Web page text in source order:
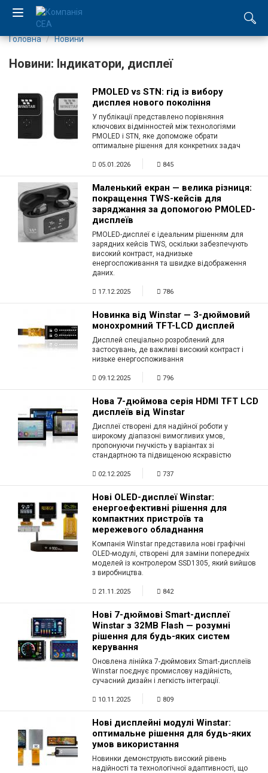
Компанія
Каталог
Виробництво
Послуги
Новини
авторизація
Виробники
Контакти
Доставка
Тех.
Підтримка
Головна Новини
Новини: Індикатори, дисплеї
PMOLED vs STN: гід із вибору
дисплея нового покоління
У публікації представлено порівняння
ключових відмінностей між технологіями
PMOLED і STN, яке допоможе обрати
оптимальне рішення для конкретних задач
05.01.2026 845
Маленький екран — велика різниця:
покращення TWS-кейсів для
заряджання за допомогою PMOLED-
дисплеїв
PMOLED-дисплеї є ідеальним рішенням для
зарядних кейсів TWS, оскільки забезпечують
високий контраст, наднизьке
енергоспоживання та швидке відображення
даних.
17.12.2025 786
Новинка від Winstar — 3-дюймовий
монохромний TFT-LCD дисплей
Дисплей спеціально розроблений для
застосувань, де важливі високий контраст і
низьке енергоспоживання
09.12.2025 796
Нова 7-дюймова серія HDMI TFT LCD
дисплеїв від Winstar
Дисплеї створені для надійної роботи у
широкому діапазоні вимогливих умов,
пропонуючи гнучкість у варіантах зі
стандартною та підвищеною яскравістю
02.12.2025 737
Нові OLED-дисплеї Winstar:
енергоефективні рішення для
компактних пристроїв та
мережевого обладнання
Компанія Winstar представила нові графічні
OLED-модулі, створені для заміни попередніх
моделей із контролером SSD1305, який вийшов
з виробництва.
21.11.2025 842
Нові 7-дюймові Smart-дисплеї
Winstar з 32MB Flash — розумні
рішення для будь-яких систем
керування
Оновлена лінійка 7-дюймових Smart-дисплеїв
Winstar поєднує промислову надійність,
сучасний дизайн і легкість інтеграції.
10.11.2025 809
Нові дисплейні модулі Winstar:
оптимальне рішення для будь-яких
умов використання
Новинки демонструють високий рівень
надійності та технологічної адаптивності, що